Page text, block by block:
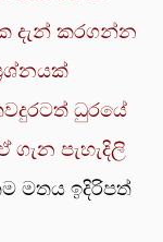
දැන් කරගන්න
ධුරයේ
පැහැදිලි
මතය ඉදිරිපත්